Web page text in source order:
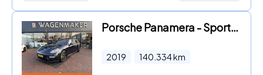
Porsche Panamera - Sport Turismo 2.9 4 E-Hybrid Carbon|360CAM
2019 140.334km